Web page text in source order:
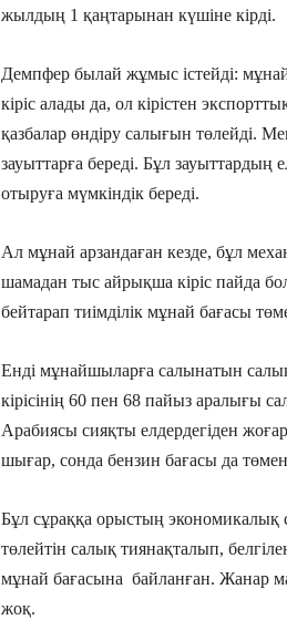
жылдың 1 қаңтарынан күшіне кірді.
Демпфер былай жұмыс істейді:
кіріс алады да, ол кірістен
қазбалар өндіру салығын төлейді.
зауыттарға береді. Бұл
отыруға мүмкіндік береді.
Ал мұнай арзандаған кезде, бұл
шамадан тыс айрықша кіріс пайда
бейтарап тиімділік мұнай бағасы
Енді мұнайшыларға салынатын
кірісінің 60 пен 68 пайыз аралығы
Арабиясы сияқты елдердегіден
шығар, сонда бензин бағасы да
Бұл сұраққа орыстың экономикалық
төлейтін салық тиянақталып,
мұнай бағасына байланған. Жанар
жоқ.